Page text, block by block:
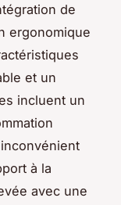
de
ergonomique
et un
incluent un
à la
avec une